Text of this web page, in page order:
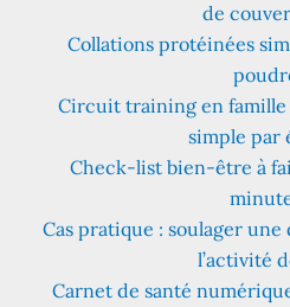
de
Collations protéinées
Circuit training en famille
simple par
Check-list bien-être à
Cas pratique : soulager
l’activité
Carnet de santé